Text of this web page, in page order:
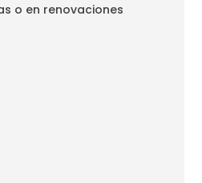
o en renovaciones